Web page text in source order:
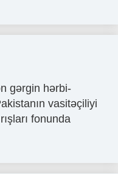
gərgin hərbi-
vasitəçiliyi
fonunda